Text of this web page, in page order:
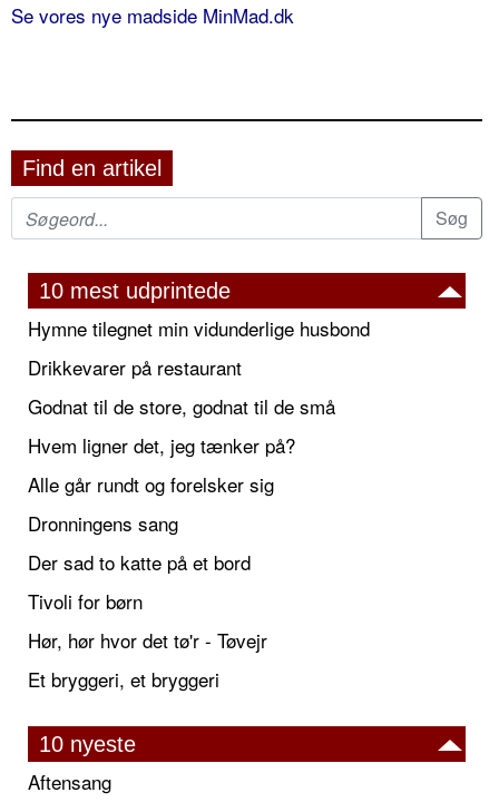
Se vores nye madside MinMad.dk
Find en artikel
10 mest udprintede
Hymne tilegnet min vidunderlige husbond
Drikkevarer på restaurant
Godnat til de store, godnat til de små
Hvem ligner det, jeg tænker på?
Alle går rundt og forelsker sig
Dronningens sang
Der sad to katte på et bord
Tivoli for børn
Hør, hør hvor det tø'r - Tøvejr
Et bryggeri, et bryggeri
10 nyeste
Aftensang